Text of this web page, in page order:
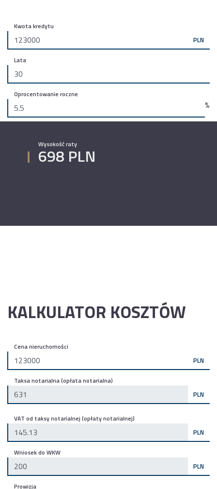
Kwota kredytu
PLN
Lata
Oprocentowanie roczne
%
Wysokość raty
698 PLN
KALKULATOR KOSZTÓW
Cena nieruchomości
PLN
Taksa notarialna (opłata notarialna)
PLN
VAT od taksy notarialnej (opłaty notarialnej)
PLN
Wniosek do WKW
PLN
Prowizja